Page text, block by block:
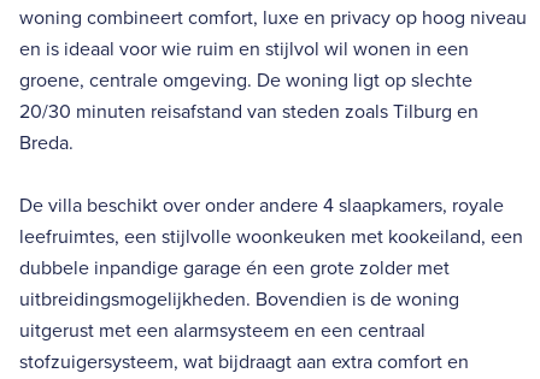
woning combineert comfort, luxe en privacy op hoog niveau
en is ideaal voor wie ruim en stijlvol wil wonen in een
groene, centrale omgeving. De woning ligt op slechte
20/30 minuten reisafstand van steden zoals Tilburg en
Breda.
De villa beschikt over onder andere 4 slaapkamers, royale
leefruimtes, een stijlvolle woonkeuken met kookeiland, een
dubbele inpandige garage én een grote zolder met
uitbreidingsmogelijkheden. Bovendien is de woning
uitgerust met een alarmsysteem en een centraal
stofzuigersysteem, wat bijdraagt aan extra comfort en